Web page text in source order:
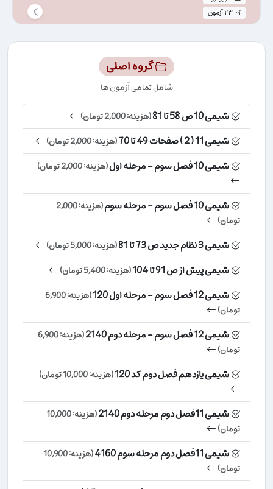
گروه اصلی
شامل تمامی آزمون ها
شیمی 10 ص 58 تا 81 (هزینه: 2,000 تومان)
شیمی 11 ( 2 ) صفحات 49 تا 70 (هزینه: 2,000 تومان)
شیمی 10 فصل سوم - مرحله اول (هزینه: 2,000 تومان)
شیمی 10 فصل سوم - مرحله سوم
(هزینه: 2,000
تومان)
شیمی 3 نظام جدید ص 73 تا 81 (هزینه: 5,000 تومان)
شیمی پیش از ص 91 تا 104 (هزینه: 5,400 تومان)
شیمی 12 فصل سوم - مرحله اول 120
(هزینه: 6,900
تومان)
شیمی 12 فصل سوم - مرحله دوم 2140
(هزینه: 6,900
تومان)
شیمی یازدهم فصل دوم کد 120 (هزینه: 10,000 تومان)
شیمی 11فصل دوم مرحله دوم 2140
(هزینه: 10,000
تومان)
شیمی 11فصل دوم مرحله سوم 4160
(هزینه: 10,900
تومان)